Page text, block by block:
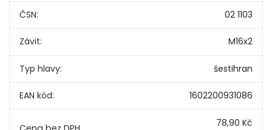
ČSN: 02 1103
Závit: M16x2
Typ hlavy: šestihran
EAN kód: 1602200931086
78,90 Kč